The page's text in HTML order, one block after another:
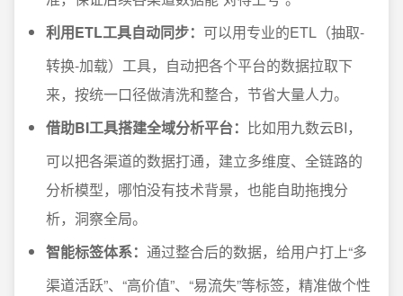
利用ETL工具自动同步： 可以用专业的ETL（抽取-
转换-加载）工具，自动把各个平台的数据拉取下
来，按统一口径做清洗和整合，节省大量人力。
借助BI工具搭建全域分析平台： 比如用九数云BI，
可以把各渠道的数据打通，建立多维度、全链路的
分析模型，哪怕没有技术背景，也能自助拖拽分
析，洞察全局。
智能标签体系： 通过整合后的数据，给用户打上“多
渠道活跃”、“高价值”、“易流失”等标签，精准做个性